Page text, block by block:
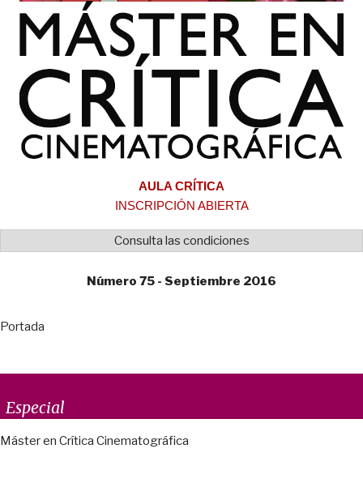
AULA CRÍTICA
INSCRIPCIÓN ABIERTA
Consulta las condiciones
Número 75 - Septiembre 2016
Portada
Especial
Máster en Crítica Cinematográfica